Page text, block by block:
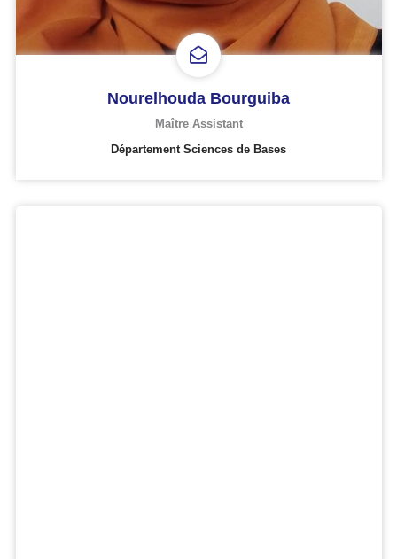
Nourelhouda Bourguiba
Maître Assistant
Département Sciences de Bases